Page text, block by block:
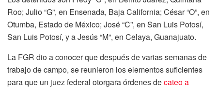
Roo; Julio “G”, en Ensenada, Baja California; César “O”, en
Otumba, Estado de México; José “C”, en San Luis Potosí,
San Luis Potosí, y a Jesús “M”, en Celaya, Guanajuato.
La FGR dio a conocer que después de varias semanas de
trabajo de campo, se reunieron los elementos suficientes
para que un juez federal otorgara órdenes decateo a